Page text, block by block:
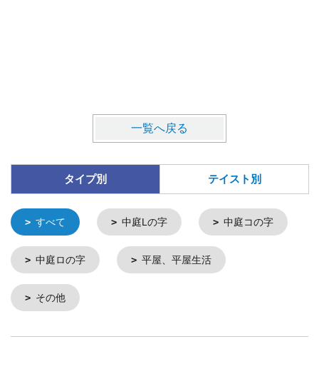
一覧へ戻る
タイプ別 テイスト別
すべて 中庭Lの字 中庭コの字
中庭ロの字 平屋、平屋生活
その他